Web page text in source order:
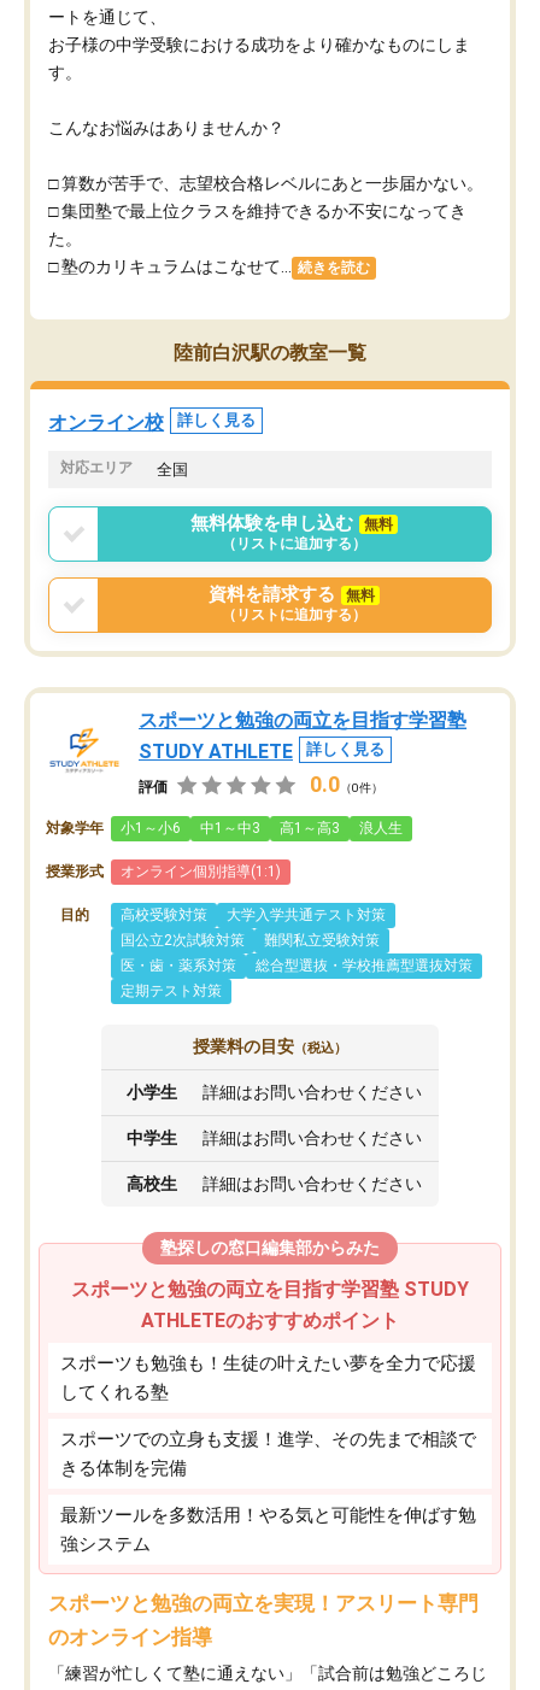
ートを通じて、
お子様の中学受験における成功をより確かなものにしま
す。
こんなお悩みはありませんか？
□ 算数が苦手で、志望校合格レベルにあと一歩届かない。
□ 集団塾で最上位クラスを維持できるか不安になってき
た。
□ 塾のカリキュラムはこなせて...
続きを読む
陸前白沢駅の教室一覧
オンライン校 詳しく見る
対応エリア 全国
無料体験を申し込む
無料
（リストに追加する）
資料を請求する
無料
（リストに追加する）
スポーツと勉強の両立を目指す学習塾
STUDY ATHLETE
詳しく見る
評価 0.0 （0件）
対象学年 小1～小6 中1～中3 高1～高3 浪人生
授業形式 オンライン個別指導(1:1)
目的 高校受験対策
大学入学共通テスト対策
国公立2次試験対策
難関私立受験対策
医・歯・薬系対策
総合型選抜・学校推薦型選抜対策
定期テスト対策
授業料の目安 （税込）
小学生 詳細はお問い合わせください
中学生 詳細はお問い合わせください
高校生 詳細はお問い合わせください
塾探しの窓口編集部からみた
スポーツと勉強の両立を目指す学習塾 STUDY
ATHLETEのおすすめポイント
スポーツも勉強も！生徒の叶えたい夢を全力で応援
してくれる塾
スポーツでの立身も支援！進学、その先まで相談で
きる体制を完備
最新ツールを多数活用！やる気と可能性を伸ばす勉
強システム
スポーツと勉強の両立を実現！アスリート専門
のオンライン指導
「練習が忙しくて塾に通えない」「試合前は勉強どころじ